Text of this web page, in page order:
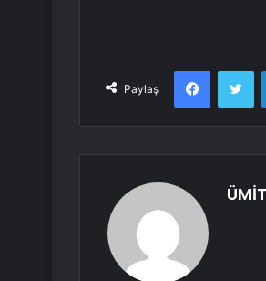
Paylaş
Facebook